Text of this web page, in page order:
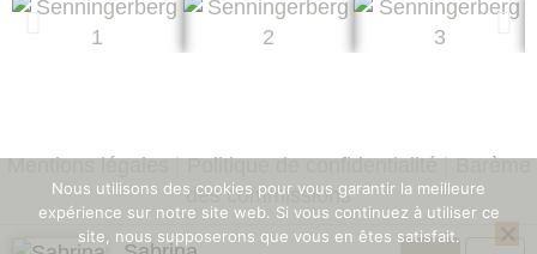
Mentions légales|Politique de confidentialité|Barème
des commissions
©2025 MBM Group Real Estate
Nous utilisons des cookies pour vous garantir la meilleure
expérience sur notre site web. Si vous continuez à utiliser ce
site, nous supposerons que vous en êtes satisfait.